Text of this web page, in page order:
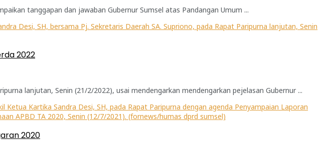
tanggapan dan jawaban Gubernur Sumsel atas Pandangan Umum ...
2022
lanjutan, Senin (21/2/2022), usai mendengarkan mendengarkan pejelasan Gubernur ...
2020